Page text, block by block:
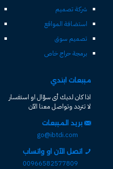
شركة تصميم
استضافة المواقع
تصميم سوق
برمجة حراج خاص
مبيعات ابتدي
اذا كان لديك أى سؤال او استفسار
لا تتردد وتواصل معنا الآن
بريد المبيعات
go@ibtdi.com
اتصل الآن او واتساب
00966582577809